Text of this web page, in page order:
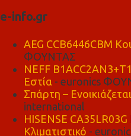
e-info.gr
AEG CCB6446CBM
ΦΟΥΝΤΑΣ
NEFF
Εστία - euronics
Σπάρτη –
international
HISENSE
Κλιματιστικό -